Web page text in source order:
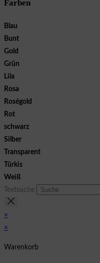
Farben
Blau
Bunt
Gold
Grün
Lila
Rosa
Roségold
Rot
schwarz
Silber
Transparent
Türkis
Weiß
Textsuche
×
×
Warenkorb